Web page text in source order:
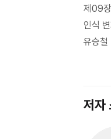
제09
인식
유승철
저자